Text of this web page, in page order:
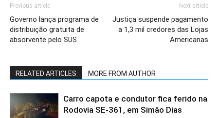
Previous article
Governo lança programa de
distribuição gratuita de
absorvente pelo SUS
Next article
Justiça suspende pagamento
a 1,3 mil credores das Lojas
Americanas
RELATED ARTICLES MORE FROM AUTHOR
Carro capota e condutor fica ferido na
Rodovia SE-361, em Simão Dias